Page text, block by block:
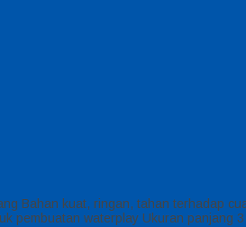
Bahan kuat, ringan, tahan terhadap
pembuatan waterplay Ukuran